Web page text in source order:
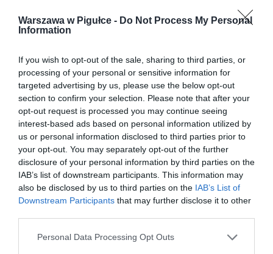
Warszawa w Pigułce - Do Not Process My Personal
Information
If you wish to opt-out of the sale, sharing to third parties, or
processing of your personal or sensitive information for
targeted advertising by us, please use the below opt-out
section to confirm your selection. Please note that after your
opt-out request is processed you may continue seeing
interest-based ads based on personal information utilized by
us or personal information disclosed to third parties prior to
your opt-out. You may separately opt-out of the further
disclosure of your personal information by third parties on the
IAB’s list of downstream participants. This information may
also be disclosed by us to third parties on the IAB’s List of
Downstream Participants that may further disclose it to other
Personal Data Processing Opt Outs